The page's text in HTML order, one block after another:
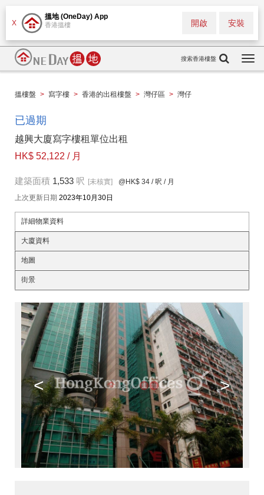
X
搵地 (OneDay) App
香港搵樓 安裝
開啟
搜索香港樓盤
搵樓盤 > 寫字樓 > 香港的出租樓盤 > 灣仔區 > 灣仔
已過期
越興大廈寫字樓租單位出租
HK$ 52,122 / 月
建築面積 1,533 呎 [未核實] @HK$ 34 / 呎 / 月
上次更新日期 2023年10月30日
詳細物業資料
大廈資料
地圖
街景
< >